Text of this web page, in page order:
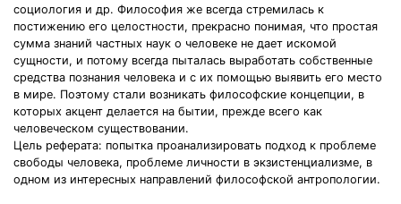
социология и др. Философия же всегда стремилась к
постижению его целостности, прекрасно понимая, что простая
сумма знаний частных наук о человеке не дает искомой
сущности, и потому всегда пыталась выработать собственные
средства познания человека и с их помощью выявить его место
в мире. Поэтому стали возникать философские концепции, в
которых акцент делается на бытии, прежде всего как
человеческом существовании.
Цель реферата: попытка проанализировать подход к проблеме
свободы человека, проблеме личности в экзистенциализме, в
одном из интересных направлений философской антропологии.